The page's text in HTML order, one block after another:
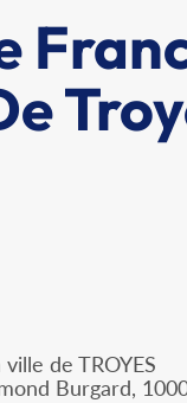
de TROYES
Burgard,